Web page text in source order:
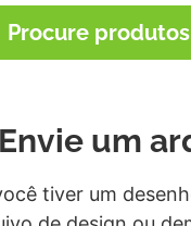
Procure produtos
um
tiver um